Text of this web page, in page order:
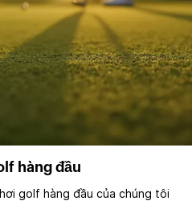
hàng đầu
golf hàng đầu của chúng tôi